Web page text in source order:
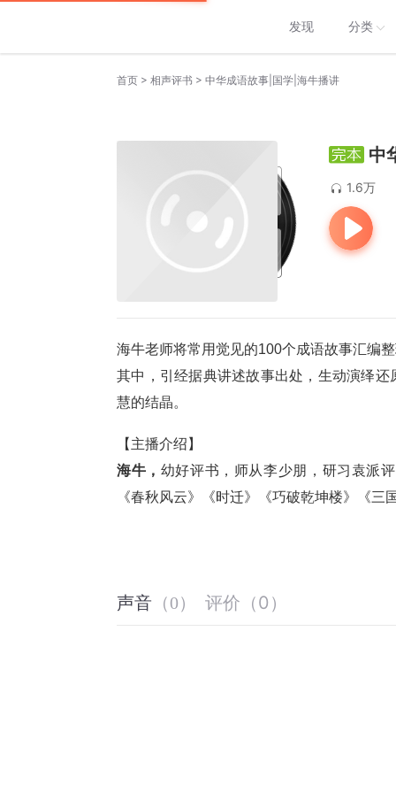
发现 分类
首页 > 相声评书 > 中华成语故事|国学|海牛播讲
中
1.6万
海牛老师将常用觉见的100个成语故事汇编
其中，引经据典讲述故事出处，生动演绎
慧的结晶。
【主播介绍】
海牛， 幼好评书，师从李少朋，研习袁派
《春秋风云》《时迁》《巧破乾坤楼》《三
声音 （0） 评价 （0 ）